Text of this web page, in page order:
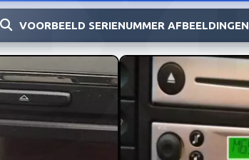
VOORBEELD SERIENUMMER AFBEELDINGEN